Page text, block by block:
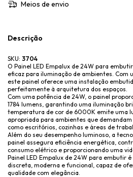
Meios de envio
Descrição
SKU: 3704
O Painel LED Empalux de 24W para
eficaz para iluminação de ambientes. Com
este painel oferece uma instalação
perfeitamente à arquitetura dos espaços.
Com uma potência de 24W, o painel
1784 lumens, garantindo uma iluminação
temperatura de cor de 6000K emite uma
apropriada para ambientes que
como escritórios, cozinhas e áreas de
Além do seu desempenho luminoso, a
painel assegura eficiência energética,
consumo elétrico e proporcionando uma
Painel LED Empalux de 24W para embutir
discreta, moderna e funcional, capaz de
qualidade com elegância.